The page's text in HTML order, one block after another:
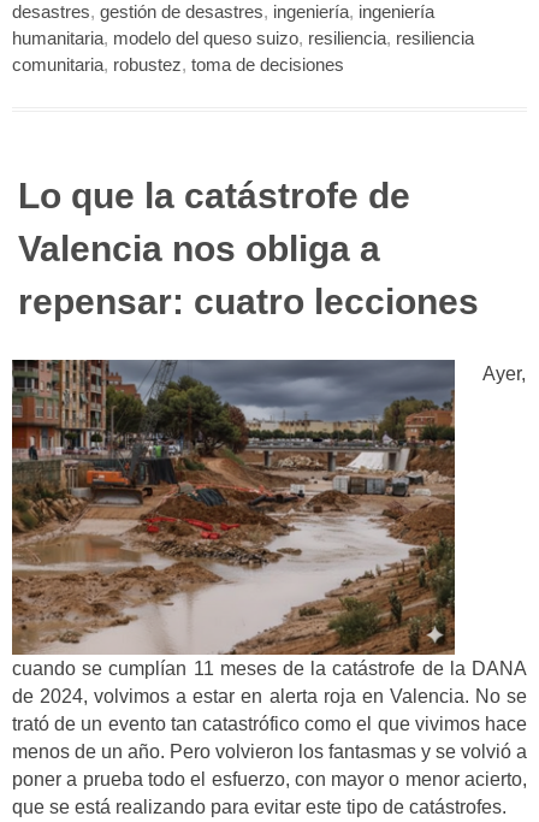
desastres, gestión de desastres, ingeniería, ingeniería
humanitaria, modelo del queso suizo, resiliencia, resiliencia
comunitaria, robustez, toma de decisiones
Lo que la catástrofe de
Valencia nos obliga a
repensar: cuatro lecciones
Ayer,
cuando se cumplían 11 meses de la catástrofe de la DANA
de 2024, volvimos a estar en alerta roja en Valencia. No se
trató de un evento tan catastrófico como el que vivimos hace
menos de un año. Pero volvieron los fantasmas y se volvió a
poner a prueba todo el esfuerzo, con mayor o menor acierto,
que se está realizando para evitar este tipo de catástrofes.